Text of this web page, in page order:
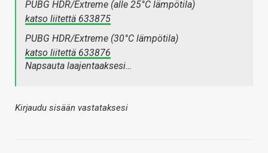
PUBG HDR/Extreme (alle 25°C lämpötila)
katso liitettä 633875
PUBG HDR/Extreme (30°C lämpötila)
katso liitettä 633876
Napsauta laajentaaksesi…
Kirjaudu sisään vastataksesi